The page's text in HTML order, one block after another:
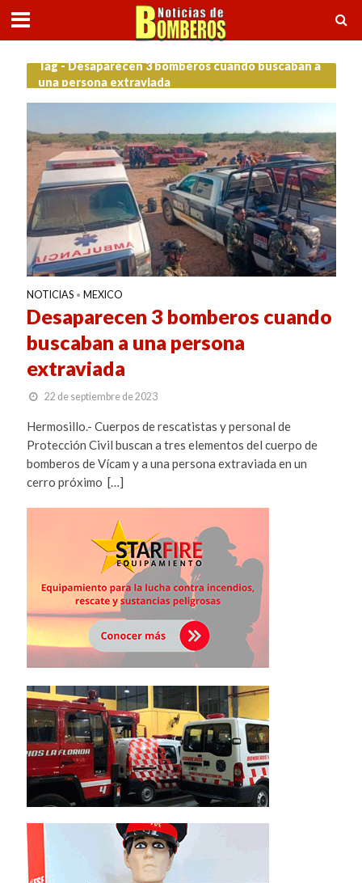
Tag - Desaparecen 3 bomberos cuando buscaban a
una persona extraviada
NOTICIAS • MEXICO
Desaparecen 3 bomberos cuando
buscaban a una persona
extraviada
22 de septiembre de 2023
Hermosillo.- Cuerpos de rescatistas y personal de
Protección Civil buscan a tres elementos del cuerpo de
bomberos de Vícam y a una persona extraviada en un
cerro próximo […]